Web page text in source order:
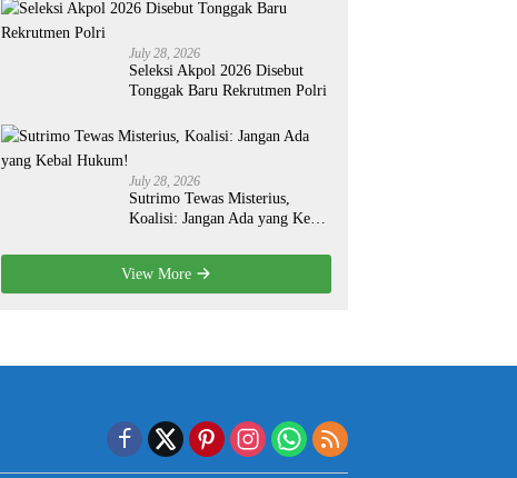
July 28, 2026
Seleksi Akpol 2026 Disebut
Tonggak Baru Rekrutmen Polri
July 28, 2026
Sutrimo Tewas Misterius,
Koalisi: Jangan Ada yang Kebal
View More